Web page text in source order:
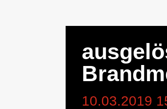
10.03.2019